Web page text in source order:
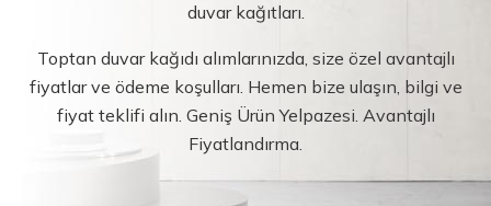
duvar kağıtları.
Toptan duvar kağıdı alımlarınızda, size özel avantajlı
fiyatlar ve ödeme koşulları. Hemen bize ulaşın, bilgi ve
fiyat teklifi alın. Geniş Ürün Yelpazesi. Avantajlı
Fiyatlandırma.